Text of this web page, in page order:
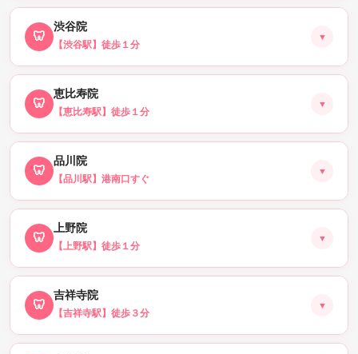
🗺 Googleマップ(店舗情報)はこちら
🦷
渋谷院
【渋谷駅】徒歩１分
▼
🗺 Googleマップ(店舗情報)はこちら
🦷
恵比寿院
【恵比寿駅】徒歩１分
▼
🗺 Googleマップ(店舗情報)はこちら
🦷
品川院
【品川駅】港南口すぐ
▼
🗺 Googleマップ(店舗情報)はこちら
🦷
上野院
【上野駅】徒歩１分
▼
🗺 Googleマップ(店舗情報)はこちら
🦷
吉祥寺院
【吉祥寺駅】徒歩３分
▼